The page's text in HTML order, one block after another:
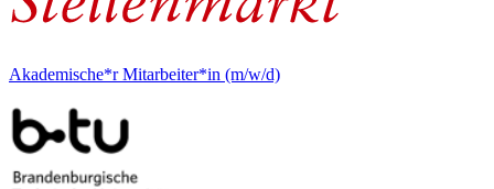
Akademische*r Mitarbeiter*in (m/w/d)